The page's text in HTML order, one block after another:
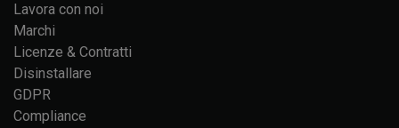
Lavora con noi
Marchi
Licenze & Contratti
Disinstallare
GDPR
Compliance